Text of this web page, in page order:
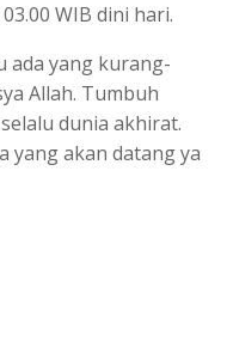
WIB dini hari.
ada yang kurang-
Allah. Tumbuh
dunia akhirat.
yang akan datang ya